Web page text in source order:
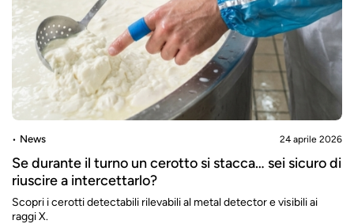
News 24 aprile 2026
Se durante il turno un cerotto si stacca… sei sicuro di
riuscire a intercettarlo?
Scopri i cerotti detectabili rilevabili al metal detector e visibili ai
raggi X.